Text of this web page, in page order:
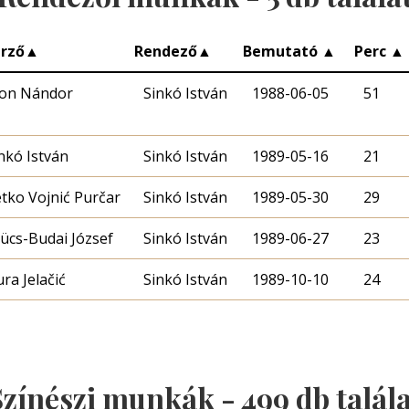
▲ Rendező▲ Bemutató ▲ Perc ▲
Nándor Sinkó István 1988-06-05 51
István Sinkó István 1989-05-16 21
Vojnić Purčar Sinkó István 1989-05-30 29
Budai József Sinkó István 1989-06-27 23
Jelačić Sinkó István 1989-10-10 24
munkák - 499 db